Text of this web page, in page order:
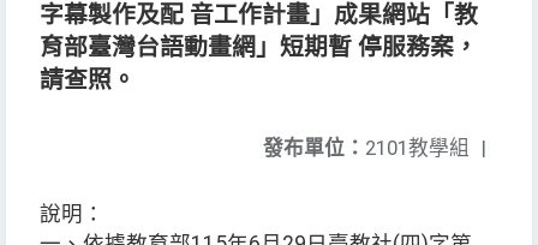
字幕製作及配 音工作計畫」成果網站「教
育部臺灣台語動畫網」短期暫 停服務案，
請查照。
發布單位： 2101教學組 |
說明：